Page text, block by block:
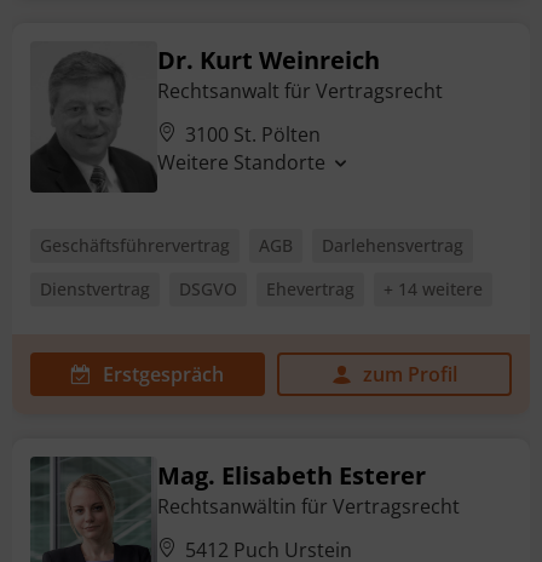
Dr. Kurt Weinreich
Rechtsanwalt für Vertragsrecht
3100 St. Pölten
Weitere Standorte
Geschäftsführervertrag AGB
Darlehensvertrag
Dienstvertrag
DSGVO Ehevertrag + 14 weitere
Erstgespräch zum Profil
Mag. Elisabeth Esterer
Rechtsanwältin für Vertragsrecht
5412 Puch Urstein